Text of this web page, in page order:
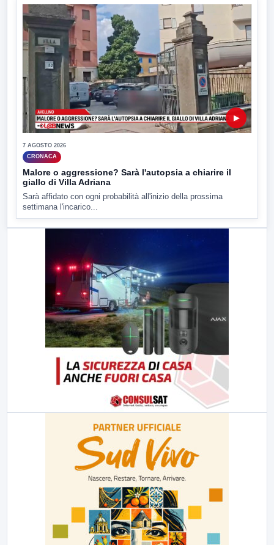
▶
7 AGOSTO 2026
CRONACA
Malore o aggressione? Sarà l'autopsia a chiarire il
giallo di Villa Adriana
Sarà affidato con ogni probabilità all'inizio della prossima
settimana l'incarico...